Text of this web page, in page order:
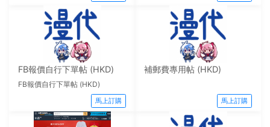
FB報價自行下單帖 (HKD)
FB報價自行下單帖 (HKD)
馬上訂購
補郵費專用帖 (HKD)
馬上訂購